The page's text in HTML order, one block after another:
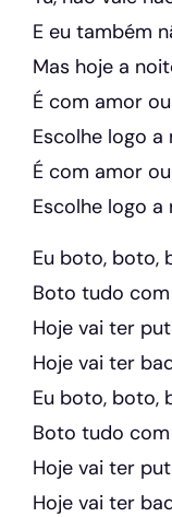
E eu também
Mas hoje a
É com amor
Escolhe logo
É com amor
Escolhe logo
Eu boto, boto,
Boto tudo
Hoje vai ter
Hoje vai ter
Eu boto, boto,
Boto tudo
Hoje vai ter
Hoje vai ter